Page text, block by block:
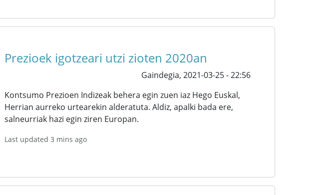
Prezioek igotzeari utzi zioten 2020an
Gaindegia, 2021-03-25 - 22:56
Kontsumo Prezioen Indizeak behera egin zuen iaz Hego Euskal,
Herrian aurreko urtearekin alderatuta. Aldiz, apalki bada ere,
salneurriak hazi egin ziren Europan.
Last updated 3 mins ago